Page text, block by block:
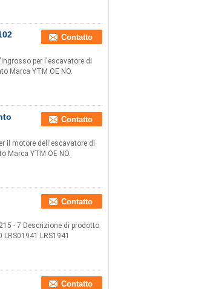
Contatto
per l'escavatore di
Marca YTM OE NO.
Contatto
il motore dell'escavatore di
Marca YTM OE NO.
Contatto
- 7 Descrizione di prodotto
LRS1941
Contatto